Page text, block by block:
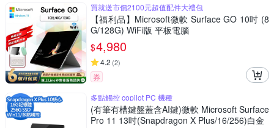
買就送市價2100元超值配件大禮包
【福利品】Microsoft微軟 Surface GO 10吋 (8
G/128G) WiFi版 平板電腦
$4,980
4.2 (2)
券
多點觸控 copilot PC 機種
(有筆有槽鍵盤蓋含AI鍵)微軟 Microsoft Surface
Pro 11 13吋(Snapdragon X Plus/16/256)白金